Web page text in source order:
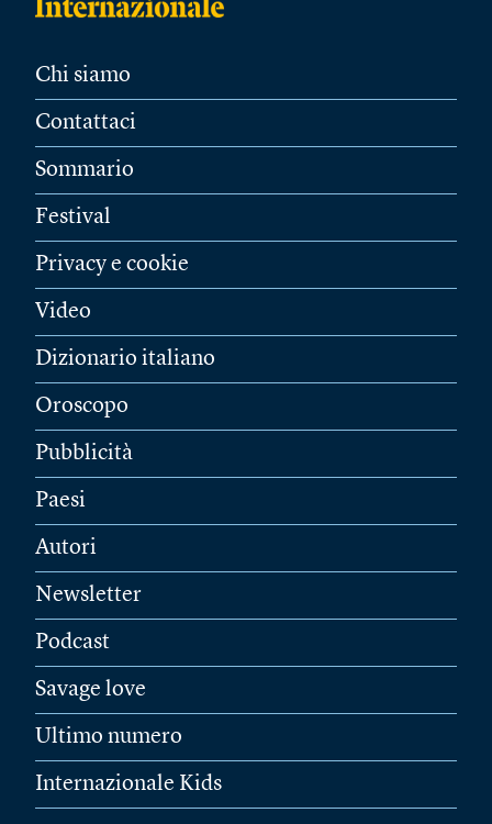
Chi siamo
Contattaci
Sommario
Festival
Privacy e cookie
Video
Dizionario italiano
Oroscopo
Pubblicità
Paesi
Autori
Newsletter
Podcast
Savage love
Ultimo numero
Internazionale Kids